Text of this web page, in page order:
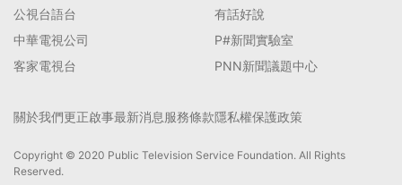
公視台語台
中華電視公司
客家電視台
有話好說
P#新聞實驗室
PNN新聞議題中心
關於我們更正啟事最新消息服務條款隱私權保護政策
Copyright © 2020 Public Television Service Foundation. All Rights
Reserved.